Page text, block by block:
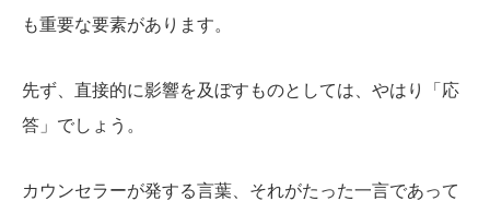
も重要な要素があります。
先ず、直接的に影響を及ぼすものとしては、やはり「応
答」でしょう。
カウンセラーが発する言葉、それがたった一言であって